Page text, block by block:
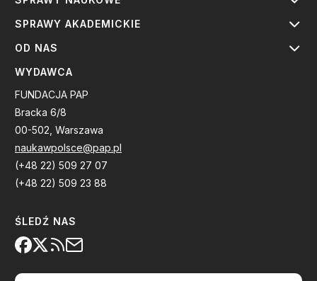
SPRAWY AKADEMICKIE
OD NAS
WYDAWCA
FUNDACJA PAP
Bracka 6/8
00-502, Warszawa
naukawpolsce@pap.pl
(+48 22) 509 27 07
(+48 22) 509 23 88
ŚLEDŹ NAS